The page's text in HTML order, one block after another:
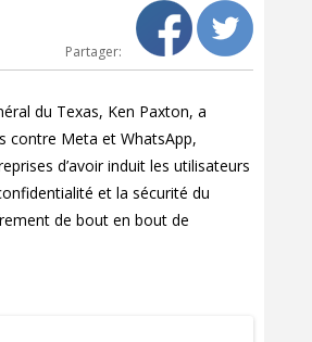
Partager:
du Texas, Ken Paxton, a
contre Meta et WhatsApp,
d’avoir induit les utilisateurs
et la sécurité du
de bout en bout de